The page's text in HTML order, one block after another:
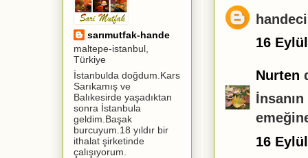
16
Nurten
16
sarımutfak-hande
maltepe-istanbul,
Türkiye
İstanbulda doğdum.Kars
Sarıkamış ve
Balıkesirde yaşadıktan
sonra İstanbula
geldim.Başak
burcuyum.18 yıldır bir
ithalat şirketinde
çalışıyorum.